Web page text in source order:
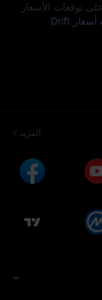
توقعات الأسعار
توقعات أسعار Drift
المزيد